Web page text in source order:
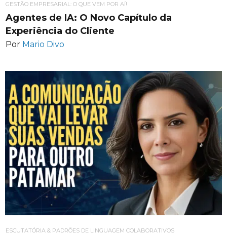
GESTÃO EMPRESARIAL: O QUE VEM POR AÍ!
Agentes de IA: O Novo Capítulo da
Experiência do Cliente
Por Mario Divo
ESCUTATÓRIA & PADRÕES DE LINGUAGEM COLABORATIVOS